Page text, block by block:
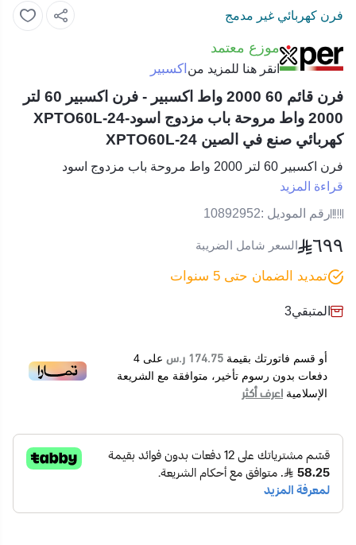
فرن كهربائي غير مدمج
موزع معتمد
انقر هنا للمزيد من اكسبير
فرن قائم 60 2000 واط اكسبير - فرن اكسبير 60 لتر
2000 واط مروحة باب مزدوج اسود-XPTO60L-24
كهربائي صنع في الصين XPTO60L-24
فرن اكسبير 60 لتر 2000 واط مروحة باب مزدوج اسود
قراءة المزيد
رقم الموديل :10892952
٦٩٩ السعر شامل الضريبة
تمديد الضمان حتى 5 سنوات
المتبقي3
أو قسم فاتورتك بقيمة 174.75 ر.س على 4
دفعات بدون رسوم تأخير، متوافقة مع الشريعة
الإسلامية اعرف أكثر